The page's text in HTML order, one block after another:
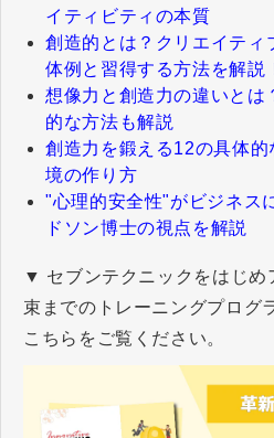
イティビティの本質
創造的とは？クリエイティ
体例と習得する方法を解説
想像力と創造力の違いとは
的な方法も解説
創造力を鍛える12の具体
境の作り方
"心理的安全性"がビジネス
ドソン博士の視点を解説
▼ セブンテクニックをはじめ
束までのトレーニングプログ
こちらをご覧ください。